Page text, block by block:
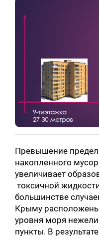
Превышение
накопленного
увеличивает
токсичной
большинстве
Крыму
уровня моря
пункты. В